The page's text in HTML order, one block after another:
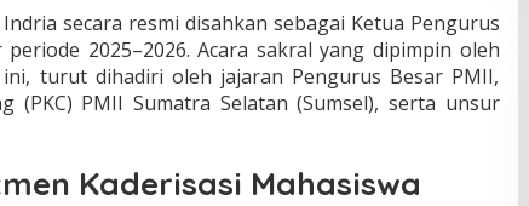
secara resmi disahkan sebagai Ketua Pengurus
periode 2025–2026. Acara sakral yang dipimpin oleh
turut dihadiri oleh jajaran Pengurus Besar PMII,
(PKC) PMII Sumatra Selatan (Sumsel), serta unsur
Kaderisasi Mahasiswa